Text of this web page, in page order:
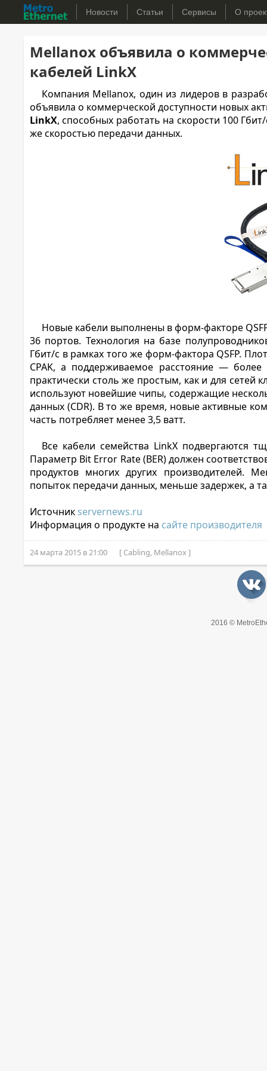
Новости Статьи Сервисы О
Mellanox объявила о
кабелей LinkX
Компания Mellanox, один из лидеров в
объявила о коммерческой доступности новых
LinkX, способных работать на скорости 100
же скоростью передачи данных.
Новые кабели выполнены в форм-факторе
36 портов. Технология на базе
Гбит/с в рамках того же форм-фактора QSFP.
CPAK, а поддерживаемое расстояние —
практически столь же простым, как и для сетей
используют новейшие чипы, содержащие
данных (CDR). В то же время, новые активные
часть потребляет менее 3,5 ватт.
Все кабели семейства LinkX подвергаются
Параметр Bit Error Rate (BER) должен
продуктов многих других производителей.
попыток передачи данных, меньше задержек, а
Источник servernews.ru
Информация о продукте на сайте производителя
24 марта 2015 в 21:00 [ Cabling, Mellanox ]
2016 ©